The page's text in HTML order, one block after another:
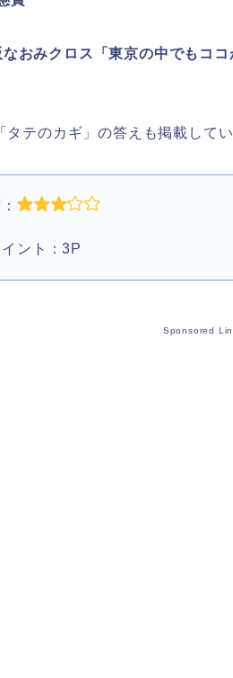
おみクロス「東京の中でもココ
タテのカギ」の答えも掲載して
イント：3P
Sponsored